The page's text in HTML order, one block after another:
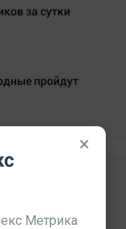
за сутки
пройдут
×
Метрика